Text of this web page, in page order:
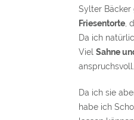
Sylter Bäcker
Friesentorte ,
Da ich
Viel Sahne
Da ich sie
habe ich